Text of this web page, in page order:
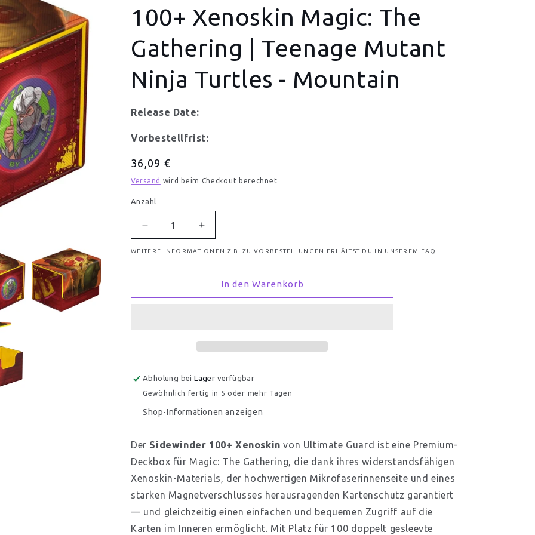
100+ Xenoskin Magic: The
Gathering | Teenage Mutant
Ninja Turtles - Mountain
Release Date:
Vorbestellfrist:
Normaler
Preis
36,09 €
Versand wird beim Checkout berechnet
Anzahl
Anzahl
Verringere
die
Menge
für
|
Teenage
Mutant
Ninja
-
Mountain
Erhöhe
die
Menge
für
Ultimate
Magic:
The
|
Teenage
Mutant
Ninja
-
Mountain
WEITERE INFORMATIONEN Z.B. ZU VORBESTELLUNGEN ERHÄLTST DU IN UNSEREM FAQ.
In den Warenkorb
Abholung beiLager verfügbar
Gewöhnlich fertig in 5 oder mehr Tagen
Shop-Informationen anzeigen
Der Sidewinder 100+ Xenoskinvon Ultimate Guard ist eine Premium-
Deckbox für Magic: The Gathering, die dank ihres widerstandsfähigen
Xenoskin-Materials, der hochwertigen Mikrofaserinnenseite und eines
starken Magnetverschlusses herausragenden Kartenschutz garantiert
— und gleichzeitig einen einfachen und bequemen Zugriff auf die
Karten im Inneren ermöglicht. Mit Platz für 100 doppelt gesleevte